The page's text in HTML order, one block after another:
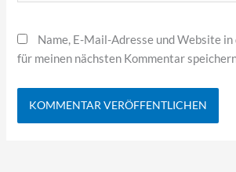
Name, E-Mail-Adresse und Website
für meinen nächsten Kommentar